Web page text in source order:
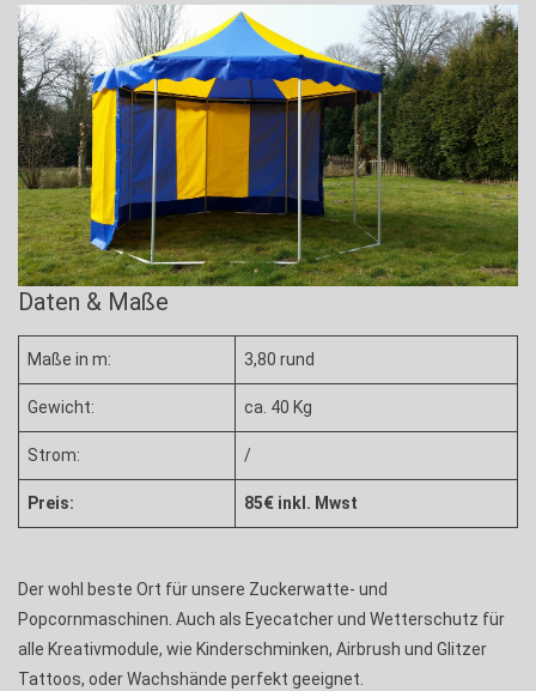
Daten & Maße
Maße in m: 3,80 rund
Gewicht: ca. 40 Kg
Strom: /
Preis: 85€ inkl. Mwst
Der wohl beste Ort für unsere Zuckerwatte- und
Popcornmaschinen. Auch als Eyecatcher und Wetterschutz für
alle Kreativmodule, wie Kinderschminken, Airbrush und Glitzer
Tattoos, oder Wachshände perfekt geeignet.